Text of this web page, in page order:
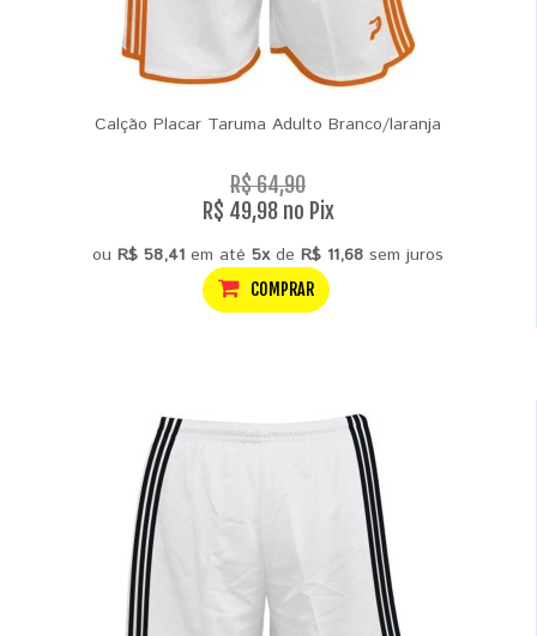
Calção Placar Taruma Adulto Branco/laranja
R$ 64,90
R$ 49,98 no Pix
ou R$ 58,41 em até 5xde R$ 11,68 sem juros
COMPRAR